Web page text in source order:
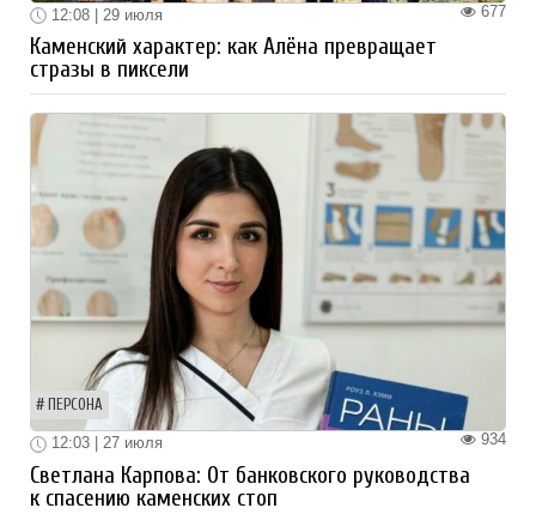
677
12:08 | 29 июля
Каменский характер: как Алёна превращает
стразы в пиксели
ПЕРСОНА
934
12:03 | 27 июля
Светлана Карпова: От банковского руководства
к спасению каменских стоп